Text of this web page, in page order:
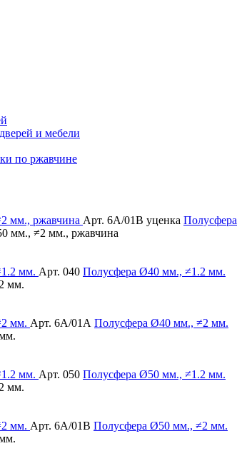
и мебели
по ржавчине
Арт. 6А/01В уценка Полусфера
мм., ≠2 мм., ржавчина
Арт. 040 Полусфера Ø40 мм., ≠1.2 мм.
мм.
Арт. 6А/01А Полусфера Ø40 мм., ≠2 мм.
Арт. 050 Полусфера Ø50 мм., ≠1.2 мм.
мм.
Арт. 6А/01В Полусфера Ø50 мм., ≠2 мм.